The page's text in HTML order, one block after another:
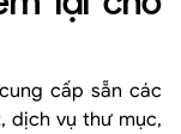
cấp sẵn các
dịch vụ thư mục,